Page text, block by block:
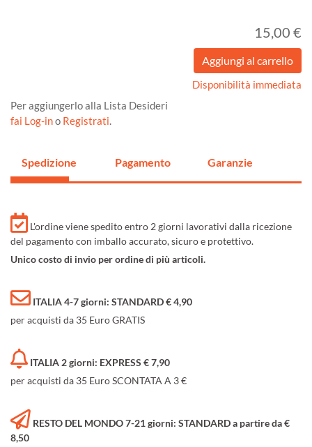
15,00 €
Disponibilità immediata
Per aggiungerlo alla Lista Desideri
fai Log-ino Registrati.
Spedizione Pagamento Garanzie
L'ordine viene spedito entro 2 giorni lavorativi dalla ricezione
del pagamento con imballo accurato, sicuro e protettivo.
Unico costo di invio per ordine di più articoli.
ITALIA 4-7 giorni: STANDARD € 4,90
per acquisti da 35 Euro GRATIS
ITALIA 2 giorni: EXPRESS € 7,90
per acquisti da 35 Euro SCONTATA A 3 €
RESTO DEL MONDO 7-21 giorni: STANDARD a partire da €
8,50